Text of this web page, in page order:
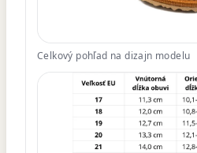
Celkový pohľad na dizajn modelu